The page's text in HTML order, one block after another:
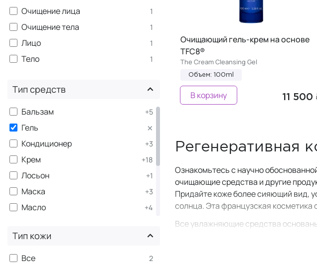
Очищение лица 1
Очищение тела 1
Лицо 1
Тело 1
Тип средств
Бальзам +5
Гель ×
Кондиционер +3
Крем +18
Лосьон +1
Маска +3
Масло +4
Патчи +2
Пенка +1
Тип кожи
Все 2
Очищающий гель-крем на основе
TFC8®
The Cream Cleansing Gel
Объем: 100ml
11 500
В корзину
Регенеративная
Ознакомьтесь с научно
очищающие средства и другие
Придайте коже более сияющий вид,
солнца. Эта французская косметика
Все увлажняющие средства